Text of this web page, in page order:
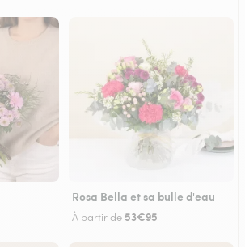
Rosa Bella et sa bulle d'eau
À partir de 53€95